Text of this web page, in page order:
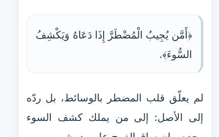
﴿أَمَّن يُجِيبُ الْمُضْطَرَّ إِذَا دَعَاهُ وَيَكْشِفُ
السُّوءَ﴾.
لم يعلّق قلب المضطر بالوسائط، بل ردّه
إلى الأصل: إلى من يملك كشف السوء